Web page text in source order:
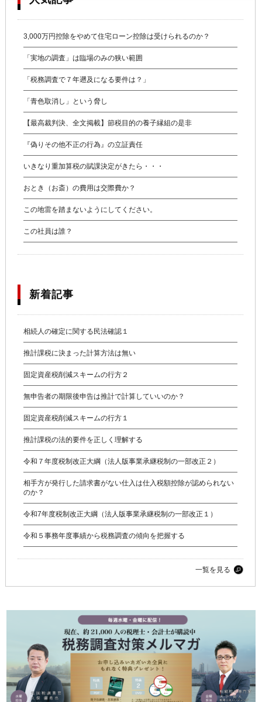
3,000万円控除をやめて住宅ローン控除は受けられるのか？
「実地の調査」は臨場のみの狭い範囲
「税務調査で７年遡及になる要件は？」
「青色取消し」という脅し
【最高裁判決、全文掲載】節税目的の養子縁組の是非
『偽りその他不正の行為』の立証責任
いきなり重加算税の賦課決定がきたら・・・
おとき（お斎）の費用は交際費か？
この地雷を踏まないようにしてください。
この社員は誰？
新着記事
相続人の確定に関する民法確認１
推計課税に決まった計算方法は無い
固定資産税削減スキームの行方２
無申告者の期限後申告は推計で計算していいのか？
固定資産税削減スキームの行方１
推計課税の法的要件を正しく理解する
令和７年度税制改正大綱（法人版事業承継税制の一部改正２）
相手方が発行した請求書がない仕入は仕入税額控除が認められない
のか？
令和7年度税制改正大綱（法人版事業承継税制の一部改正１）
令和５事務年度事績から税務調査の傾向を把握する
一覧を見る